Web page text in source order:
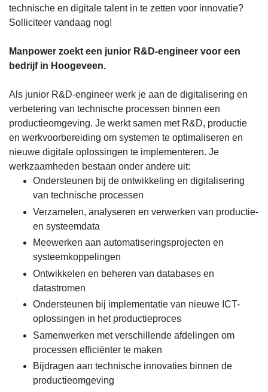
technische en digitale talent in te zetten voor innovatie?
Solliciteer vandaag nog!
Manpower zoekt een junior R&D-engineer voor een
bedrijf in Hoogeveen.
Als junior R&D-engineer werk je aan de digitalisering en
verbetering van technische processen binnen een
productieomgeving. Je werkt samen met R&D, productie
en werkvoorbereiding om systemen te optimaliseren en
nieuwe digitale oplossingen te implementeren. Je
werkzaamheden bestaan onder andere uit:
Ondersteunen bij de ontwikkeling en digitalisering
van technische processen
Verzamelen, analyseren en verwerken van productie-
en systeemdata
Meewerken aan automatiseringsprojecten en
systeemkoppelingen
Ontwikkelen en beheren van databases en
datastromen
Ondersteunen bij implementatie van nieuwe ICT-
oplossingen in het productieproces
Samenwerken met verschillende afdelingen om
processen efficiënter te maken
Bijdragen aan technische innovaties binnen de
productieomgeving